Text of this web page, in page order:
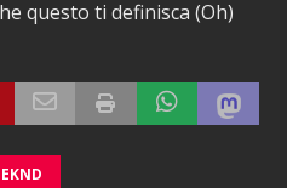
questo ti definisca (Oh)